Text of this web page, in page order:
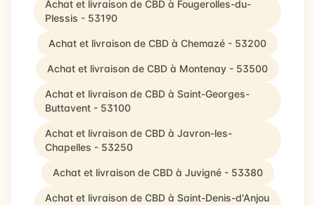
Achat et livraison de CBD à Fougerolles-du-
Plessis - 53190
Achat et livraison de CBD à Chemazé - 53200
Achat et livraison de CBD à Montenay - 53500
Achat et livraison de CBD à Saint-Georges-
Buttavent - 53100
Achat et livraison de CBD à Javron-les-
Chapelles - 53250
Achat et livraison de CBD à Juvigné - 53380
Achat et livraison de CBD à Saint-Denis-d'Anjou